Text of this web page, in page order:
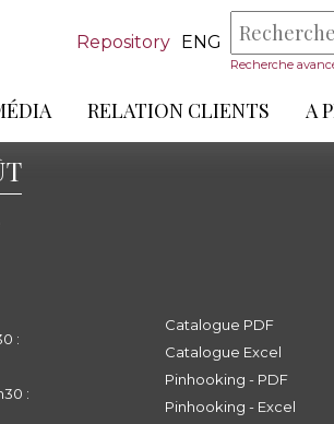
Repository ENG
Recherche
RELATION CLIENTS A
:
:
Catalogue PDF
Catalogue Excel
Pinhooking - PDF
Pinhooking - Excel